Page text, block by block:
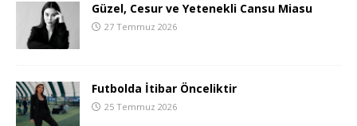
Güzel, Cesur ve Yetenekli Cansu Miasu
27 Temmuz 2026
Futbolda İtibar Önceliktir
25 Temmuz 2026